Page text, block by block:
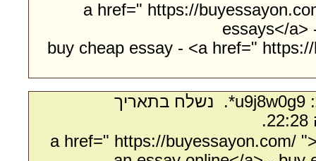
<a href=" https://
essays</a>
buy cheap essay - <a href="
- מאת:‏ u9j8w0g9*. ‏ נשלח בתאריך
<a href=" https://buyessayon.com/